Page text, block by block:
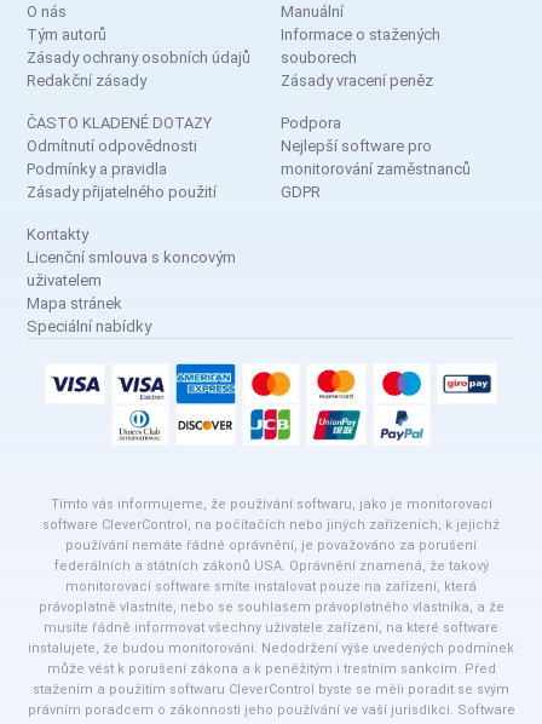
O nás
Tým autorů
Zásady ochrany osobních údajů
Redakční zásady
Manuální
Informace o stažených
souborech
Zásady vracení peněz
ČASTO KLADENÉ DOTAZY
Odmítnutí odpovědnosti
Podmínky a pravidla
Zásady přijatelného použití
Podpora
Nejlepší software pro
monitorování zaměstnanců
GDPR
Kontakty
Licenční smlouva s koncovým
uživatelem
Mapa stránek
Speciální nabídky
Tímto vás informujeme, že používání softwaru, jako je monitorovací
software CleverControl, na počítačích nebo jiných zařízeních, k jejichž
používání nemáte řádné oprávnění, je považováno za porušení
federálních a státních zákonů USA. Oprávnění znamená, že takový
monitorovací software smíte instalovat pouze na zařízení, která
právoplatně vlastníte, nebo se souhlasem právoplatného vlastníka, a že
musíte řádně informovat všechny uživatele zařízení, na které software
instalujete, že budou monitorováni. Nedodržení výše uvedených podmínek
může vést k porušení zákona a k peněžitým i trestním sankcím. Před
stažením a použitím softwaru CleverControl byste se měli poradit se svým
právním poradcem o zákonnosti jeho používání ve vaší jurisdikci. Software